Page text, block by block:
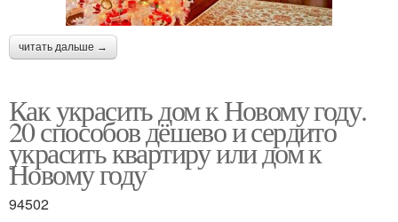
читать дальше →
Как украсить дом к Новому году.
20 способов дёшево и сердито
украсить квартиру или дом к
Новому году
94502